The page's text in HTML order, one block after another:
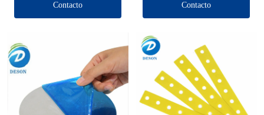
Contacto
Contacto